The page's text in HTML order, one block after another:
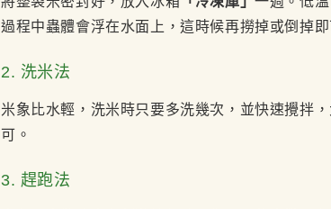
過程中蟲體會浮在水面上，這時候再撈掉或倒掉即
2. 洗米法
米象比水輕，洗米時只要多洗幾次，並快速攪拌
可。
3. 趕跑法